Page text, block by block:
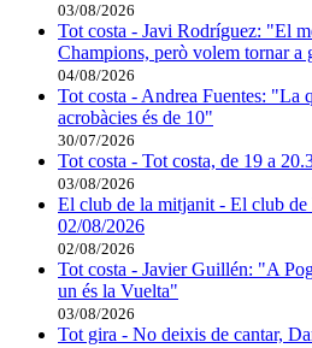
03/08/2026
Tot costa - Javi Rodríguez: "El
Champions, però volem tornar a
04/08/2026
Tot costa - Andrea Fuentes: "La
acrobàcies és de 10"
30/07/2026
Tot costa - Tot costa, de 19 a
03/08/2026
El club de la mitjanit - El club
02/08/2026
02/08/2026
Tot costa - Javier Guillén: "A
un és la Vuelta"
03/08/2026
Tot gira - No deixis de cantar,